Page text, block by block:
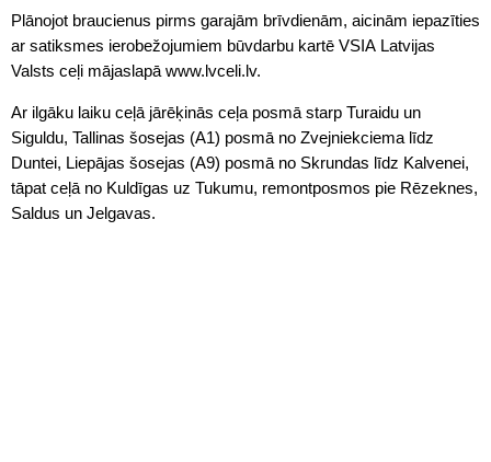
Plānojot braucienus pirms garajām brīvdienām, aicinām iepazīties
ar satiksmes ierobežojumiem būvdarbu kartē VSIA Latvijas
Valsts ceļi mājaslapā www.lvceli.lv.
Ar ilgāku laiku ceļā jārēķinās ceļa posmā starp Turaidu un
Siguldu, Tallinas šosejas (A1) posmā no Zvejniekciema līdz
Duntei, Liepājas šosejas (A9) posmā no Skrundas līdz Kalvenei,
tāpat ceļā no Kuldīgas uz Tukumu, remontposmos pie Rēzeknes,
Saldus un Jelgavas.